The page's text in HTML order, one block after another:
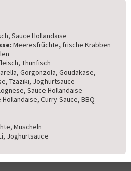
Sauce Hollandaise
Meeresfrüchte, frische Krabben
Thunfisch
Gorgonzola, Goudakäse,
Tzaziki, Joghurtsauce
Sauce Hollandaise
Curry-Sauce, BBQ
Muscheln
Joghurtsauce